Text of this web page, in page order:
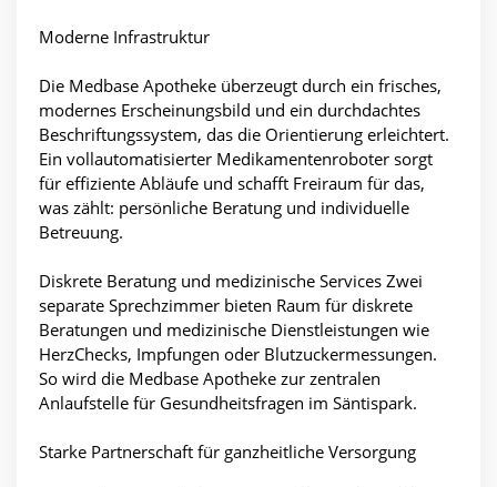
Moderne Infrastruktur
Die Medbase Apotheke überzeugt durch ein frisches,
modernes Erscheinungsbild und ein durchdachtes
Beschriftungssystem, das die Orientierung erleichtert.
Ein vollautomatisierter Medikamentenroboter sorgt
für effiziente Abläufe und schafft Freiraum für das,
was zählt: persönliche Beratung und individuelle
Betreuung.
Diskrete Beratung und medizinische Services Zwei
separate Sprechzimmer bieten Raum für diskrete
Beratungen und medizinische Dienstleistungen wie
HerzChecks, Impfungen oder Blutzuckermessungen.
So wird die Medbase Apotheke zur zentralen
Anlaufstelle für Gesundheitsfragen im Säntispark.
Starke Partnerschaft für ganzheitliche Versorgung